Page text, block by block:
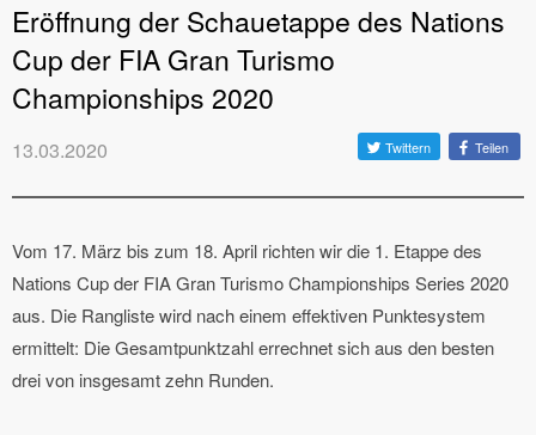
Eröffnung der Schauetappe des Nations
Cup der FIA Gran Turismo
Championships 2020
13.03.2020 Twittern Teilen
Vom 17. März bis zum 18. April richten wir die 1. Etappe des
Nations Cup der FIA Gran Turismo Championships Series 2020
aus. Die Rangliste wird nach einem effektiven Punktesystem
ermittelt: Die Gesamtpunktzahl errechnet sich aus den besten
drei von insgesamt zehn Runden.